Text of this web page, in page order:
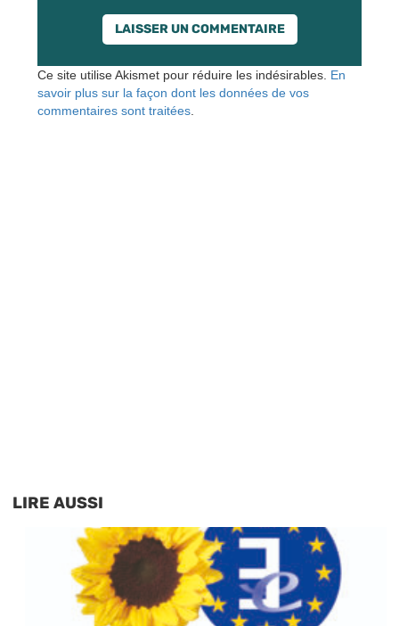
Ce site utilise Akismet pour réduire les indésirables. En
savoir plus sur la façon dont les données de vos
commentaires sont traitées
LIRE AUSSI